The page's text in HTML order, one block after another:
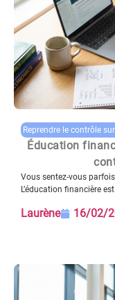
Reprendre le contrôle
Éducation
Vous sentez-vous
L’éducation financière
Laurène 16/02/